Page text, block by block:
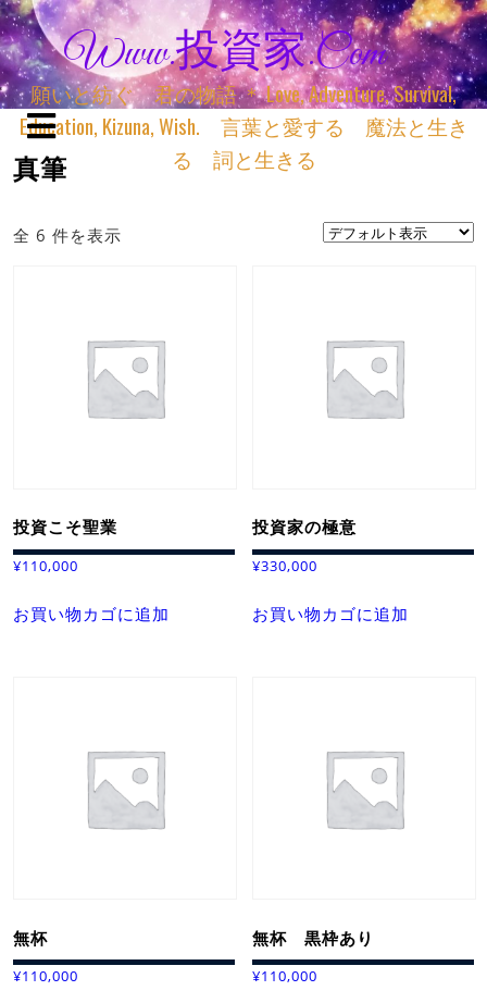
Www.投資家.com
願いと紡ぐ 君の物語 ＊ Love, Adventure, Survival,
Education, Kizuna, Wish. 言葉と愛する 魔法と生き
る 詞と生きる
真筆
全 6 件を表示
投資こそ聖業
¥110,000
お買い物カゴに追加
投資家の極意
¥330,000
お買い物カゴに追加
無杯
¥110,000
無杯 黒枠あり
¥110,000